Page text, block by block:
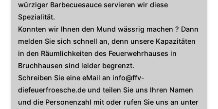
würziger Barbecuesauce servieren wir diese
Spezialität.
Konnten wir Ihnen den Mund wässrig machen ? Dann
melden Sie sich schnell an, denn unsere Kapazitäten
in den Räumlichkeiten des Feuerwehrhauses in
Bruchhausen sind leider begrenzt.
Schreiben Sie eine eMail an info@ffv-
diefeuerfroesche.de und teilen Sie uns Ihren Namen
und die Personenzahl mit oder rufen Sie uns an unter